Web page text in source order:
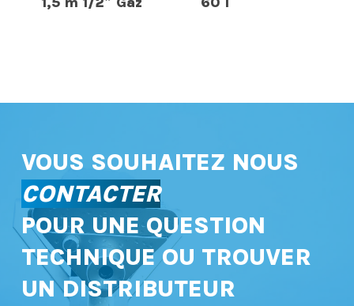
VOUS SOUHAITEZ NOUS
CONTACTER
POUR UNE QUESTION
TECHNIQUE OU TROUVER
UN DISTRIBUTEUR